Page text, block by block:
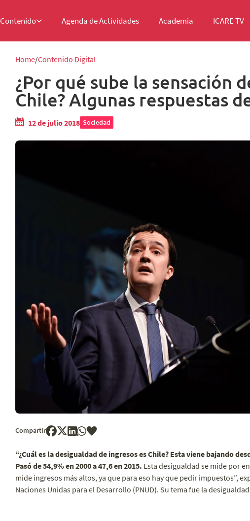
Contenido Agenda de Actividades Academia ICARE TV
Home Contenido Digital
¿Por qué sube la sensación
Chile? Algunas respuestas
12 de julio 2018 Sociedad
Compartir
“¿Cuál es la desigualdad de ingresos es Chile? Esta viene bajando
Pasó de 54,9% en 2000 a 47,6 en 2015. Esta desigualdad se mide por
mide ingresos más altos, ya que para eso hay que pedir impuestos”,
Naciones Unidas para el Desarrollo (PNUD). Su tema fue la